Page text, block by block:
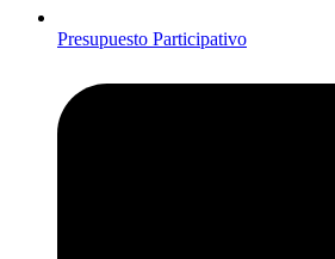
Presupuesto Participativo